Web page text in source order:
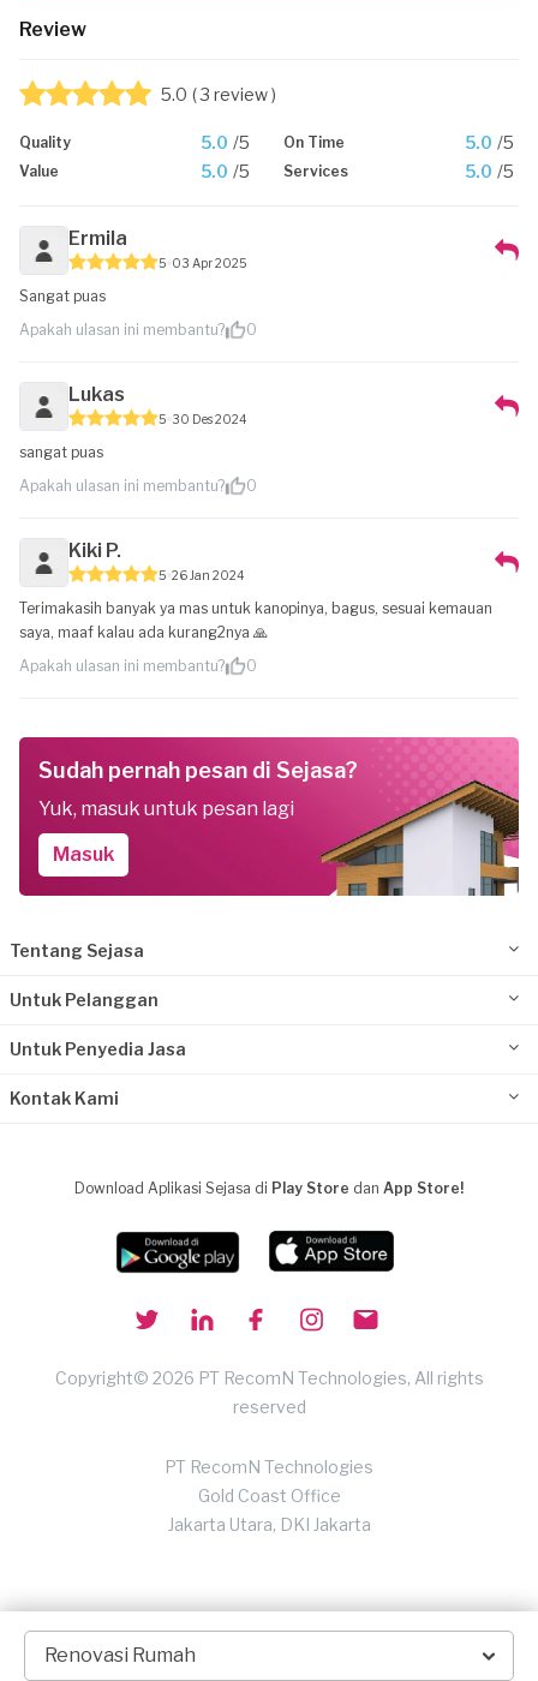
Review
5.0 ( 3 review )
Quality 5.0 /5 On Time 5.0 /5
Value 5.0 /5 Services 5.0 /5
Ermila
5 03 Apr 2025
Sangat puas
Apakah ulasan ini membantu?
0
Lukas
5 30 Des 2024
sangat puas
Apakah ulasan ini membantu?
0
Kiki P.
5 26 Jan 2024
Terimakasih banyak ya mas untuk kanopinya, bagus, sesuai kemauan
saya, maaf kalau ada kurang2nya 🙏
Apakah ulasan ini membantu?
0
Renovasi Rumah
Sudah pernah pesan di Sejasa?
Yuk, masuk untuk pesan lagi
Masuk
Tentang Sejasa
Untuk Pelanggan
Untuk Penyedia Jasa
Kontak Kami
Download Aplikasi Sejasa di Play Store dan App Store!
Copyright© 2026 PT RecomN Technologies, All rights
reserved
PT RecomN Technologies
Gold Coast Office
Jakarta Utara, DKI Jakarta